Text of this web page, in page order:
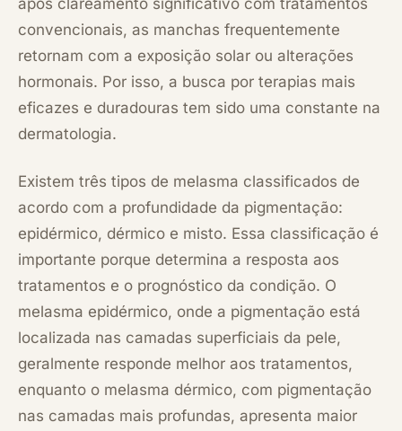
após clareamento significativo com tratamentos
convencionais, as manchas frequentemente
retornam com a exposição solar ou alterações
hormonais. Por isso, a busca por terapias mais
eficazes e duradouras tem sido uma constante na
dermatologia.
Existem três tipos de melasma classificados de
acordo com a profundidade da pigmentação:
epidérmico, dérmico e misto. Essa classificação é
importante porque determina a resposta aos
tratamentos e o prognóstico da condição. O
melasma epidérmico, onde a pigmentação está
localizada nas camadas superficiais da pele,
geralmente responde melhor aos tratamentos,
enquanto o melasma dérmico, com pigmentação
nas camadas mais profundas, apresenta maior